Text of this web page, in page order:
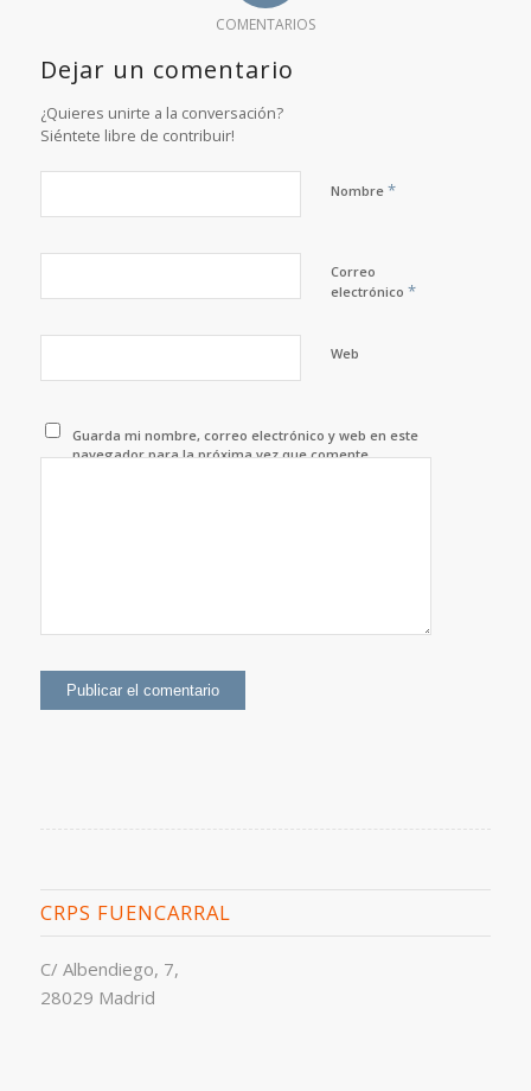
COMENTARIOS
Dejar un comentario
¿Quieres unirte a la conversación?
Siéntete libre de contribuir!
Nombre *
Correo
electrónico *
Web
Guarda mi nombre, correo electrónico y web en este
navegador para la próxima vez que comente.
CRPS FUENCARRAL
C/ Albendiego, 7,
28029 Madrid